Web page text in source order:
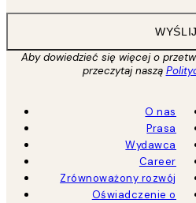
WYŚLIJ
Aby dowiedzieć się więcej o
przeczytaj naszą
O nas
Prasa
Wydawca
Career
Zrównoważony rozwój
Oświadczenie o